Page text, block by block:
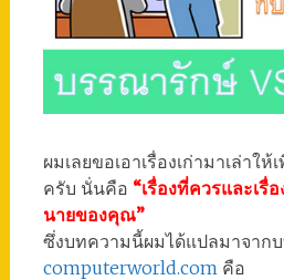
ผมเลยขอเอาเรื่องเก่ามาเล่าใ
ครับ นั่นคือ “เรื่องที่ควรและเรื่
นายของคุณ”
ซึ่งบทความนี้ผมได้แปลมาจาก
computerworld.com คือ